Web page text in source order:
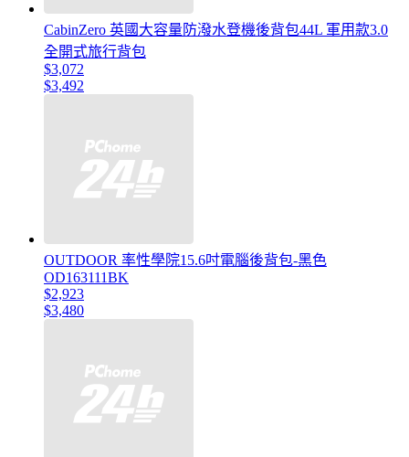
CabinZero 英國大容量防潑水登機後背包44L 軍用款3.0
全開式旅行背包
$3,072
$3,492
OUTDOOR 率性學院15.6吋電腦後背包-黑色
OD163111BK
$2,923
$3,480